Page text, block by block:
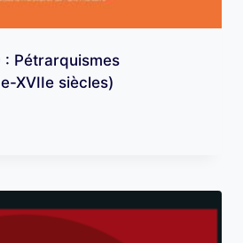
: Pétrarquismes
XVIIe siècles)